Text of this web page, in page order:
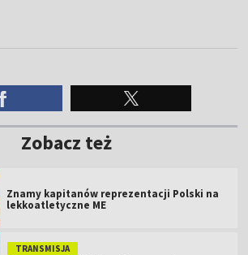
Zobacz też
Znamy kapitanów reprezentacji Polski na
lekkoatletyczne ME
TRANSMISJA